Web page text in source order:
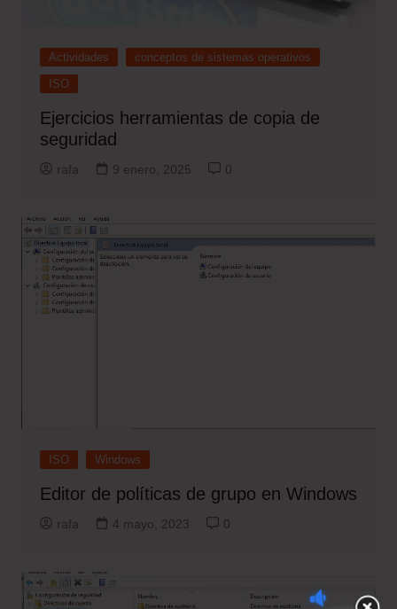
Actividades
conceptos de sistemas operativos
ISO
Ejercicios herramientas de copia de
seguridad
rafa 9 enero, 2025 0
ISO Windows
Editor de políticas de grupo en Windows
rafa 4 mayo, 2023 0